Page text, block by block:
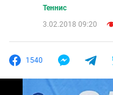
Теннис
3.02.2018 09:20
1540